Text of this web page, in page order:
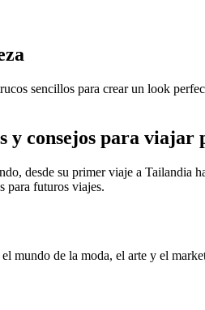
sencillos para crear un look
y consejos para viajar
desde su primer viaje a Tailandia
para futuros viajes.
mundo de la moda, el arte y el